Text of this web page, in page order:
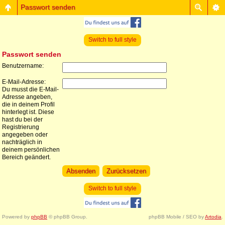
Passwort senden
Switch to full style
Passwort senden
Benutzername:
E-Mail-Adresse:
Du musst die E-Mail-
Adresse angeben,
die in deinem Profil
hinterlegt ist. Diese
hast du bei der
Registrierung
angegeben oder
nachträglich in
deinem persönlichen
Bereich geändert.
Switch to full style
Powered by phpBB © phpBB Group. phpBB Mobile / SEO byArtodia